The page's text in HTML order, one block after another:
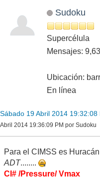
Sudoku
Supercélula
Mensajes:
Ubicación:
En línea
Sábado 19 Abril 2014 19:32:08
Abril 2014 19:36:09 PM por Sudoku
Para el CIMSS es
ADT........
CI# /Pressure/ Vmax